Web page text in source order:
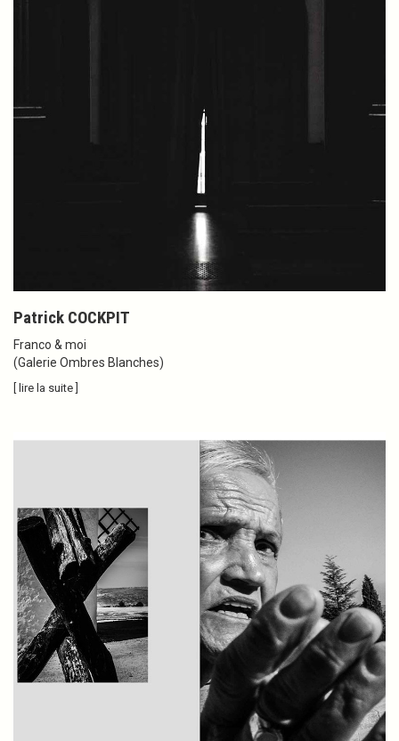
Patrick COCKPIT
Franco & moi
(Galerie Ombres Blanches)
[ lire la suite ]